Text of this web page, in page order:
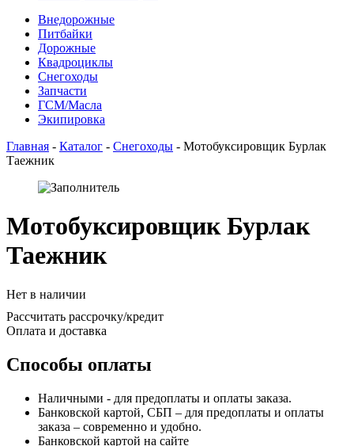
Внедорожные
Питбайки
Дорожные
Квадроциклы
Снегоходы
Запчасти
ГСМ/Масла
Экипировка
Главная - Каталог - Снегоходы - Мотобуксировщик Бурлак
Таежник
Мотобуксировщик Бурлак
Таежник
Нет в наличии
Рассчитать рассрочку/кредит
Оплата и доставка
Способы оплаты
Наличными - для предоплаты и оплаты заказа.
Банковской картой, СБП – для предоплаты и оплаты
заказа – современно и удобно.
Банковской картой на сайте